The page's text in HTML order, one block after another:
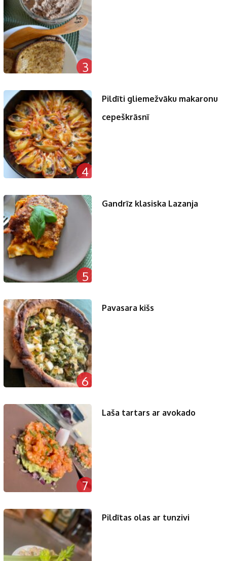
3
4
Pildīti gliemežvāku makaronu
cepeškrāsnī
5
Gandrīz klasiska Lazanja
6
Pavasara kišs
7
Laša tartars ar avokado
Pildītas olas ar tunzivi